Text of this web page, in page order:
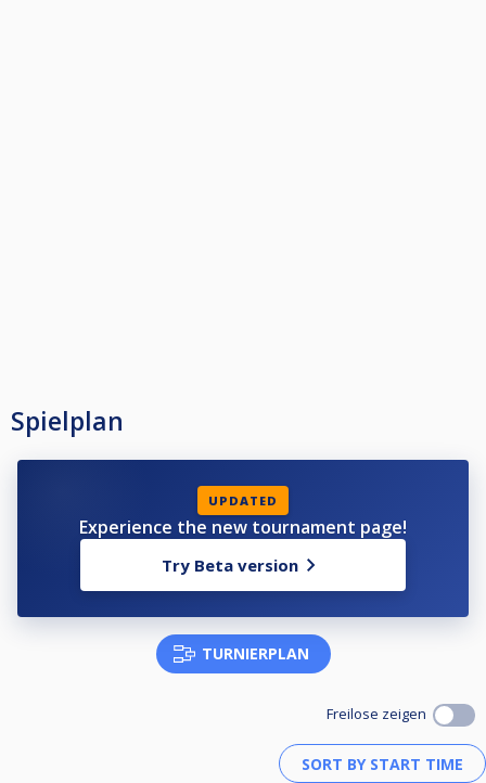
Spielplan
UPDATED
Experience the new tournament page!
Try Beta version
TURNIERPLAN
Freilose zeigen